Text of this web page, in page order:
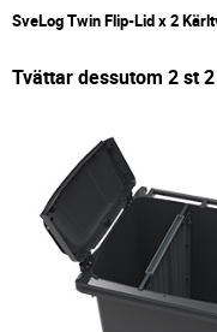
SveLog Twin Flip-Lid x 2
Tvättar dessutom 2 st